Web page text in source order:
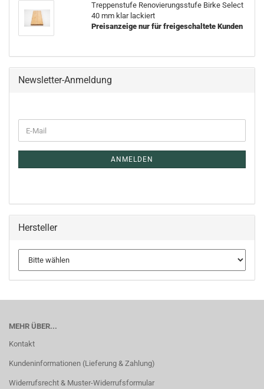
Treppenstufe Renovierungsstufe Birke Select
40 mm klar lackiert
Preisanzeige nur für freigeschaltete Kunden
Newsletter-Anmeldung
E-
Mail
ANMELDEN
Hersteller
MEHR ÜBER...
Kontakt
Kundeninformationen (Lieferung & Zahlung)
Widerrufsrecht & Muster-Widerrufsformular